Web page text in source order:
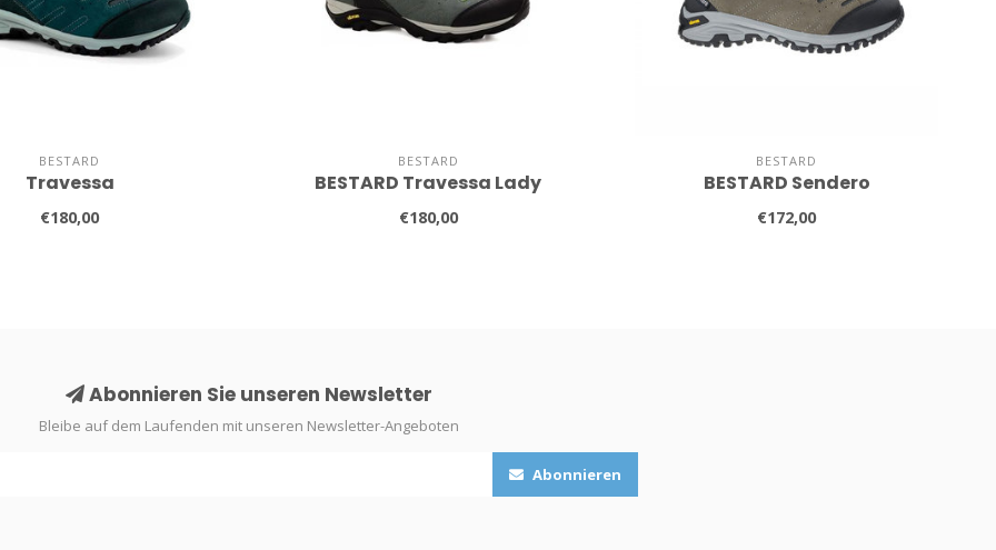
BESTARD
Travessa
€180,00
BESTARD
BESTARD Travessa Lady
€180,00
BESTARD
BESTARD Sendero
€172,00
Abonnieren Sie unseren Newsletter
Bleibe auf dem Laufenden mit unseren Newsletter-Angeboten
Abonnieren